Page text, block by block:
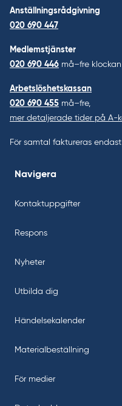
Anställningsrådgivning
020 690 447
Medlemstjänster
020 690 446 må–fre klockan
Arbetslöshetskassan
020 690 455 må–fre,
mer detaljerade tider på A-
För samtal faktureras
Navigera
Kontaktuppgifter
Respons
Nyheter
Utbilda dig
Händelsekalender
Materialbeställning
För medier